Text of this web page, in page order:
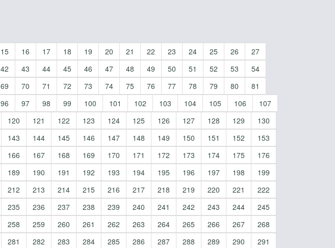
15 16 17 18 19 20 21 22 23 24 25 26
27
42 43 44 45 46 47 48 49 50 51 52 53
54
69 70 71 72 73 74 75 76 77 78 79 80
81
96 97 98 99 100 101 102 103 104 105 106
107
120 121 122 123 124 125 126 127 128 129
130
143 144 145 146 147 148 149 150 151 152
153
166 167 168 169 170 171 172 173 174 175
176
189 190 191 192 193 194 195 196 197 198
199
212 213 214 215 216 217 218 219 220 221
222
235 236 237 238 239 240 241 242 243 244
245
258 259 260 261 262 263 264 265 266 267
268
281 282 283 284 285 286 287 288 289 290 291